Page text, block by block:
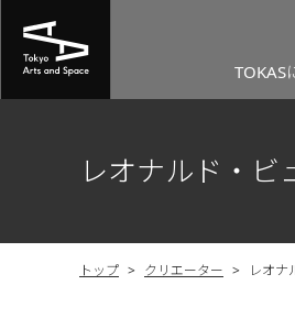
TOKAS
レオナルド・ビ
トップ > クリエーター > レオナ